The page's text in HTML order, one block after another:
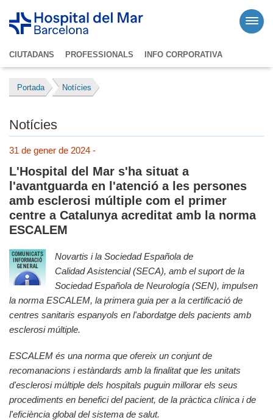
CIUTADANS PROFESSIONALS INFO CORPORATIVA
Portada Notícies
Notícies
31 de gener de 2024 -
L'Hospital del Mar s'ha situat a
l'avantguarda en l'atenció a les persones
amb esclerosi múltiple com el primer
centre a Catalunya acreditat amb la norma
ESCALEM
Novartis i la Sociedad Española de
Calidad Asistencial (SECA), amb el suport de la
Sociedad Española de Neurología (SEN), impulsen
la norma ESCALEM, la primera guia per a la certificació de
centres sanitaris espanyols en l'abordatge dels pacients amb
esclerosi múltiple.
ESCALEM és una norma que ofereix un conjunt de
recomanacions i estàndards amb la finalitat que les unitats
d'esclerosi múltiple dels hospitals puguin millorar els seus
procediments en benefici del pacient, de la pràctica clínica i de
l'eficiència global del sistema de salut.